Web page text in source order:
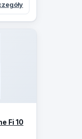
Fi 10